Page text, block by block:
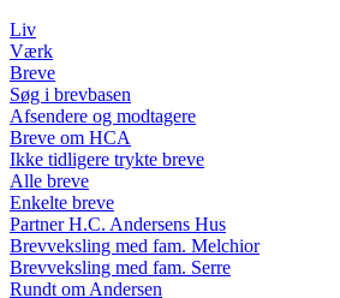
Liv
Værk
Breve
Søg i brevbasen
Afsendere og modtagere
Breve om HCA
Ikke tidligere trykte breve
Alle breve
Enkelte breve
Partner H.C. Andersens Hus
Brevveksling med fam. Melchior
Brevveksling med fam. Serre
Rundt om Andersen